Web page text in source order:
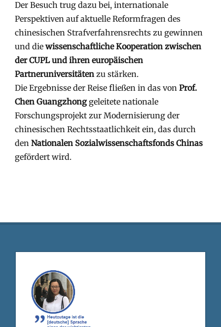
Der Besuch trug dazu bei, internationale
Perspektiven auf aktuelle Reformfragen des
chinesischen Strafverfahrensrechts zu gewinnen
und die wissenschaftliche Kooperation zwischen
der CUPL und ihren europäischen
Partneruniversitäten zu stärken.
Die Ergebnisse der Reise fließen in das von Prof.
Chen Guangzhonggeleitete nationale
Forschungsprojekt zur Modernisierung der
chinesischen Rechtsstaatlichkeit ein, das durch
den Nationalen Sozialwissenschaftsfonds Chinas
gefördert wird.